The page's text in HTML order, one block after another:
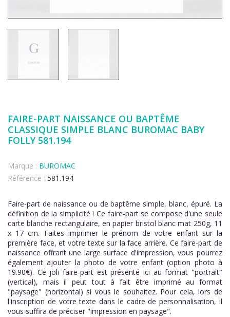
FAIRE-PART NAISSANCE OU BAPTÊME
CLASSIQUE SIMPLE BLANC BUROMAC BABY
FOLLY 581.194
Marque : BUROMAC
Référence : 581.194
Faire-part de naissance ou de baptême simple, blanc, épuré. La
définition de la simplicité ! Ce faire-part se compose d'une seule
carte blanche rectangulaire, en papier bristol blanc mat 250g, 11
x 17 cm. Faites imprimer le prénom de votre enfant sur la
première face, et votre texte sur la face arrière. Ce faire-part de
naissance offrant une large surface d'impression, vous pourrez
également ajouter la photo de votre enfant (option photo à
19.90€). Ce joli faire-part est présenté ici au format "portrait"
(vertical), mais il peut tout à fait être imprimé au format
"paysage" (horizontal) si vous le souhaitez. Pour cela, lors de
l'inscription de votre texte dans le cadre de personnalisation, il
vous suffira de préciser "impression en paysage".